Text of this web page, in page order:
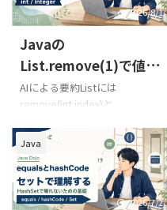
解決策のメモ 発生した問題解
決方法 背景： Jasper Report
というライブラリを使ってPDF
をJava内で生成、HTTPのレス
ポンスとして返却という仕組
みを作っていたのですが、ブラ
ずダウンロードされてしまい
ます。期待する動作は、一旦ブ
ラウザのプレビューで見たいと
いうものです。 ...
2026/8/1
Javaの
List.remove(1)で値で
はなく添字が消える理
由｜Integerを削除す
る方法
AIによる要約Listには
remove(int index)と
ます。List<Integer>に
remove(1)と書くと、引数1は
intなのでremove(int index)が
選ばれ、値1ではなくインデッ
クス1の要素が削除されます。
Java
2026/7/2